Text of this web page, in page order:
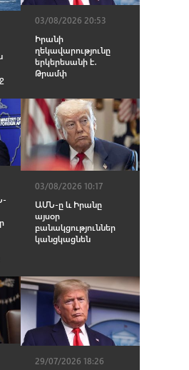
03/08/2026 20:53
Իրանի
ղեկավարությունը
երկերեսանի է․
Թրամփ
03/08/2026 10:17
ԱՄՆ-ը և Իրանը
այսօր
բանակցություններ
կանցկացնեն
29/07/2026 18:26